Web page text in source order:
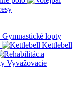
Gymnastické lopty
Kettlebell
Vyvažovacie